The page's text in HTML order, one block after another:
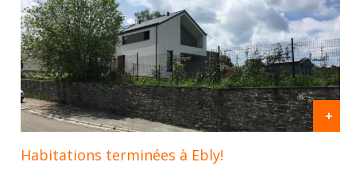
+
Habitations terminées à Ebly!